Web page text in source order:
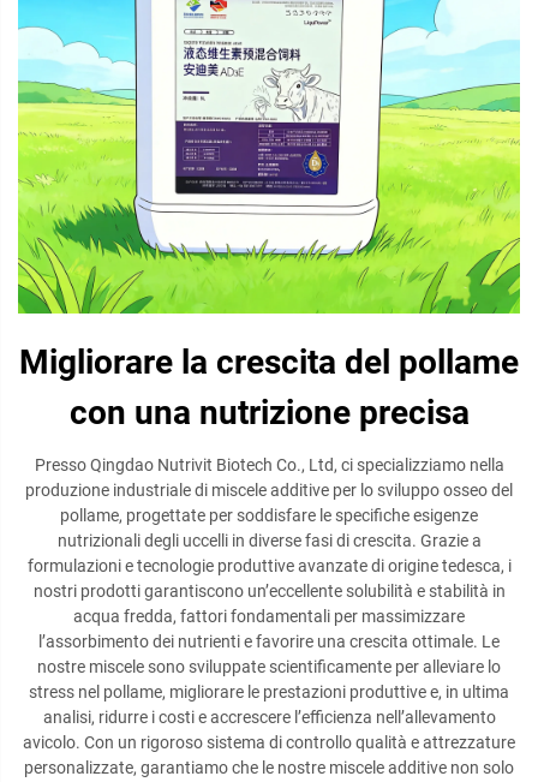
Migliorare la crescita del pollame
con una nutrizione precisa
Presso Qingdao Nutrivit Biotech Co., Ltd, ci specializziamo nella
produzione industriale di miscele additive per lo sviluppo osseo del
pollame, progettate per soddisfare le specifiche esigenze
nutrizionali degli uccelli in diverse fasi di crescita. Grazie a
formulazioni e tecnologie produttive avanzate di origine tedesca, i
nostri prodotti garantiscono un’eccellente solubilità e stabilità in
acqua fredda, fattori fondamentali per massimizzare
l’assorbimento dei nutrienti e favorire una crescita ottimale. Le
nostre miscele sono sviluppate scientificamente per alleviare lo
stress nel pollame, migliorare le prestazioni produttive e, in ultima
analisi, ridurre i costi e accrescere l’efficienza nell’allevamento
avicolo. Con un rigoroso sistema di controllo qualità e attrezzature
personalizzate, garantiamo che le nostre miscele additive non solo